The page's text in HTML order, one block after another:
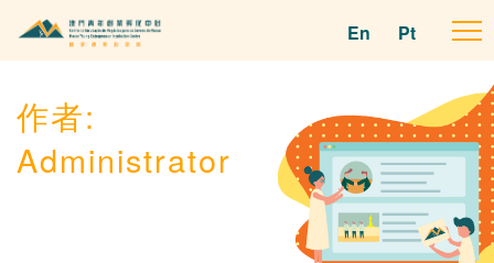
En Pt
作者:
Administrator